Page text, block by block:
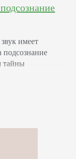
имеет
подсознание
тайны
и
до создания
и